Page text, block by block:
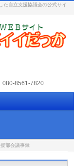
た自立支援協議会の公式サイ
8561-7820
部会議事録